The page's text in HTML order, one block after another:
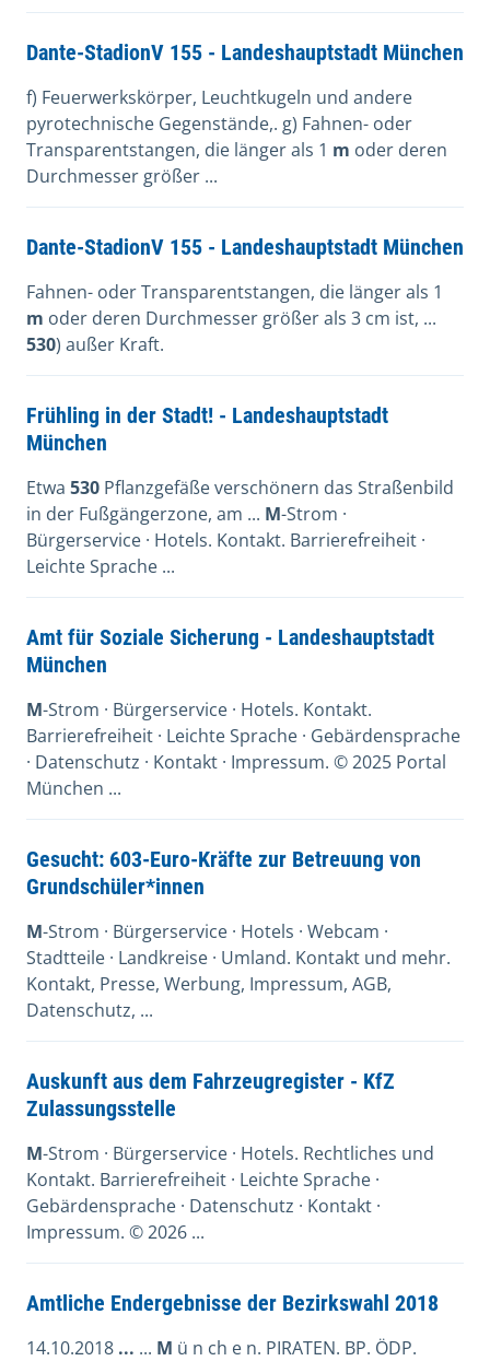
Dante-StadionV 155 - Landeshauptstadt München
f) Feuerwerkskörper, Leuchtkugeln und andere
pyrotechnische Gegenstände,. g) Fahnen- oder
Transparentstangen, die länger als 1 m oder deren
Durchmesser größer ...
Dante-StadionV 155 - Landeshauptstadt München
Fahnen- oder Transparentstangen, die länger als 1
m oder deren Durchmesser größer als 3 cm ist, ...
530) außer Kraft.
Frühling in der Stadt! - Landeshauptstadt
München
Etwa 530 Pflanzgefäße verschönern das Straßenbild
in der Fußgängerzone, am ... M-Strom ·
Bürgerservice · Hotels. Kontakt. Barrierefreiheit ·
Leichte Sprache ...
Amt für Soziale Sicherung - Landeshauptstadt
München
M-Strom · Bürgerservice · Hotels. Kontakt.
Barrierefreiheit · Leichte Sprache · Gebärdensprache
· Datenschutz · Kontakt · Impressum. © 2025 Portal
München ...
Gesucht: 603-Euro-Kräfte zur Betreuung von
Grundschüler*innen
M-Strom · Bürgerservice · Hotels · Webcam ·
Stadtteile · Landkreise · Umland. Kontakt und mehr.
Kontakt, Presse, Werbung, Impressum, AGB,
Datenschutz, ...
Auskunft aus dem Fahrzeugregister - KfZ
Zulassungsstelle
M-Strom · Bürgerservice · Hotels. Rechtliches und
Kontakt. Barrierefreiheit · Leichte Sprache ·
Gebärdensprache · Datenschutz · Kontakt ·
Impressum. © 2026 ...
Amtliche Endergebnisse der Bezirkswahl 2018
14.10.2018 ... ... M ü n ch e n. PIRATEN. BP. ÖDP.